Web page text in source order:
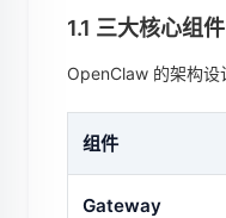
1.1 三大核心组件
OpenClaw 的架构设
组件
Gateway